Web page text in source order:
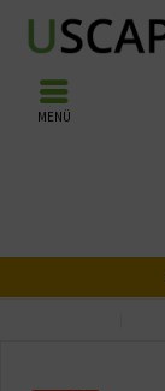
MENÜ